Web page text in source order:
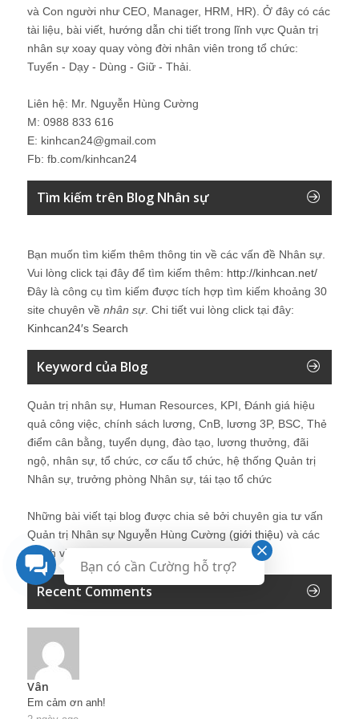
và Con người như CEO, Manager, HRM, HR). Ở đây có các
tài liệu, bài viết, hướng dẫn chi tiết trong lĩnh vực Quản trị
nhân sự xoay quay vòng đời nhân viên trong tổ chức:
Tuyển - Dạy - Dùng - Giữ - Thải.
Liên hệ: Mr. Nguyễn Hùng Cường
M: 0988 833 616
E: kinhcan24@gmail.com
Fb: fb.com/kinhcan24
Tìm kiếm trên Blog Nhân sự
Bạn muốn tìm kiếm thêm thông tin về các vấn đề Nhân sự
Vui lòng click tại đây để tìm kiếm thêm: http://kinhcan.net/
Đây là công cụ tìm kiếm được tích hợp tìm kiếm khoảng 30
site chuyên về nhân sự. Chi tiết vui lòng click tại đây:
Kinhcan24′s Search
Keyword của Blog
Quản trị nhân sự, Human Resources, KPI, Đánh giá hiệu
quả công việc, chính sách lương, CnB, lương 3P, BSC, Thẻ
điểm cân bằng, tuyển dụng, đào tạo, lương thưởng, đãi
ngộ, nhân sự, tổ chức, cơ cấu tổ chức, hệ thống Quản trị
Nhân sự, trưởng phòng Nhân sự, tái tạo tổ chức
Những bài viết tại blog được chia sẻ bởi chuyên gia tư vấn
Quản trị Nhân sự Nguyễn Hùng Cường (giới thiệu) và các
thành viên khác trong cộng đồng Nhân sự.
Recent Comments
Vân
Em cảm ơn anh!
Bạn có cần Cường hỗ trợ?